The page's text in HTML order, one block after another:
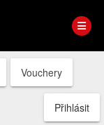
Vouchery
Přihlásit